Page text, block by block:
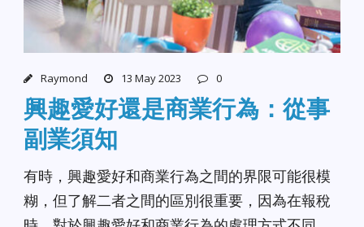
Raymond 13 May 2023 0
興趣愛好還是商業行為：從事
副業須知
有時，興趣愛好和商業行為之間的界限可能很模
糊，但了解二者之間的區別很重要，因為在報稅